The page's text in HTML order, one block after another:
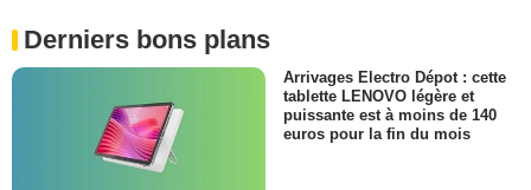
Derniers bons plans
Arrivages Electro Dépot : cette
tablette LENOVO légère et
puissante est à moins de 140
euros pour la fin du mois